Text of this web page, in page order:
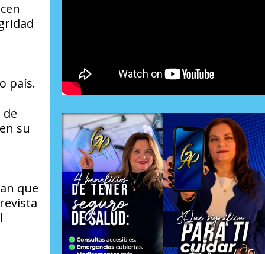
país.
de
su
que